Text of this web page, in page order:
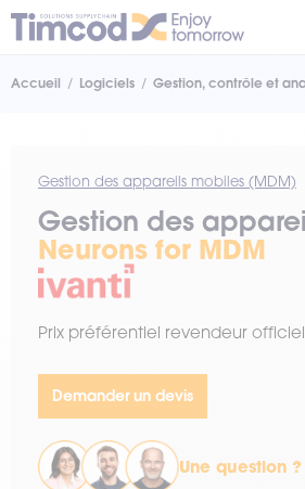
Accueil Logiciels Gestion, contrôle et
Gestion des appareils mobiles (MDM)
Gestion des
Neurons for MDM
Prix préférentiel revendeur officiel
Demander un devis
Une question ?